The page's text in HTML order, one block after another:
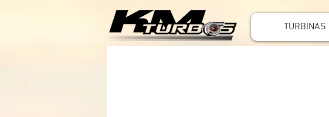
TURBINAS